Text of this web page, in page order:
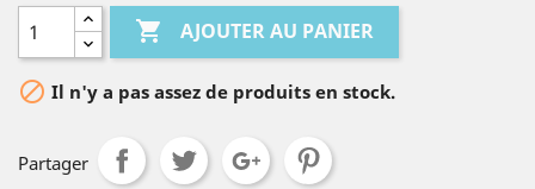
 AJOUTER AU PANIER
 Il n'y a pas assez de produits en stock.
Partager